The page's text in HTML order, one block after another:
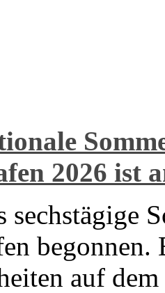
2026 ist
sechstägige
begonnen.
auf